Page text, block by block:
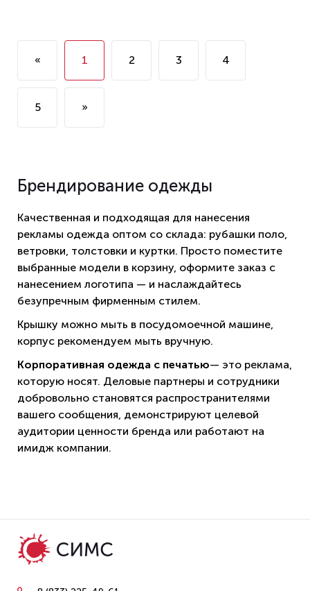
« 1 2 3 4
5 »
Брендирование одежды
Качественная и подходящая для нанесения
рекламы одежда оптом со склада: рубашки поло,
ветровки, толстовки и куртки. Просто поместите
выбранные модели в корзину, оформите заказ с
нанесением логотипа — и наслаждайтесь
безупречным фирменным стилем.
Крышку можно мыть в посудомоечной машине,
корпус рекомендуем мыть вручную.
Корпоративная одежда с печатью— это реклама,
которую носят. Деловые партнеры и сотрудники
добровольно становятся распространителями
вашего сообщения, демонстрируют целевой
аудитории ценности бренда или работают на
имидж компании.